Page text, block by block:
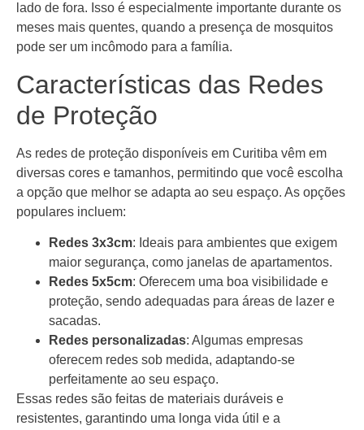
lado de fora. Isso é especialmente importante durante os
meses mais quentes, quando a presença de mosquitos
pode ser um incômodo para a família.
Características das Redes
de Proteção
As redes de proteção disponíveis em Curitiba vêm em
diversas cores e tamanhos, permitindo que você escolha
a opção que melhor se adapta ao seu espaço. As opções
populares incluem:
Redes 3x3cm: Ideais para ambientes que exigem
maior segurança, como janelas de apartamentos.
Redes 5x5cm: Oferecem uma boa visibilidade e
proteção, sendo adequadas para áreas de lazer e
sacadas.
Redes personalizadas: Algumas empresas
oferecem redes sob medida, adaptando-se
perfeitamente ao seu espaço.
Essas redes são feitas de materiais duráveis e
resistentes, garantindo uma longa vida útil e a